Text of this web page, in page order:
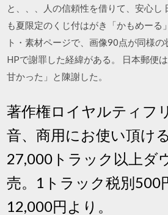
と、、、人の信頼性を借りて、安心し
も夏限定のくじ付はがき「かもめーる
ト・素材ページで、画像90点が同様の
HPで謝罪した経緯がある。 日本郵便
甘かった」と陳謝した。
著作権ロイヤルティフ
音、商用にお使い頂け
27,000トラック以上ダ
売。1トラック税別500
12,000円より。